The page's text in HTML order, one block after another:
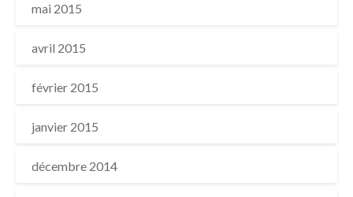
mai 2015
avril 2015
février 2015
janvier 2015
décembre 2014